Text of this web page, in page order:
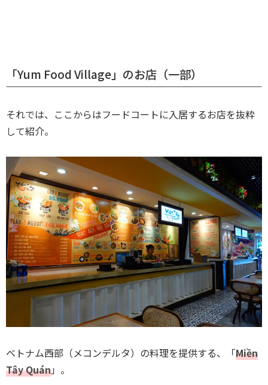
「Yum Food Village」のお店（一部）
それでは、ここからはフードコートに入居するお店を抜粋
して紹介。
ベトナム西部（メコンデルタ）の料理を提供する、「Miền
Tây Quán」。